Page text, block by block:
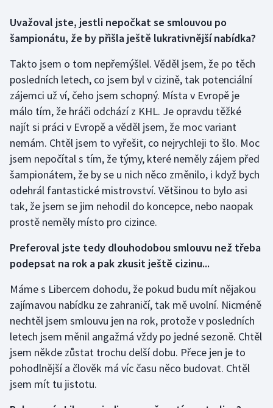
Golf
Gymnastika
Házená
Jezdectví
Judo
Krasobruslení
Lezení
Lyže a snowboard
Motorsport
Olympijské hry
Parasport
Plavání
Uvažoval jste, jestli nepočkat se smlouvou po
šampionátu, že by přišla ještě lukrativnější nabídka?
Takto jsem o tom nepřemýšlel. Věděl jsem, že po těch
posledních letech, co jsem byl v cizině, tak potenciální
zájemci už ví, čeho jsem schopný. Místa v Evropě je
málo tím, že hráči odchází z KHL. Je opravdu těžké
najít si práci v Evropě a věděl jsem, že moc variant
nemám. Chtěl jsem to vyřešit, co nejrychleji to šlo. Moc
jsem nepočítal s tím, že týmy, které neměly zájem před
šampionátem, že by se u nich něco změnilo, i když bych
odehrál fantastické mistrovství. Většinou to bylo asi
tak, že jsem se jim nehodil do koncepce, nebo naopak
prostě neměly místo pro cizince.
Preferoval jste tedy dlouhodobou smlouvu než třeba
podepsat na rok a pak zkusit ještě cizinu...
Máme s Libercem dohodu, že pokud budu mít nějakou
zajímavou nabídku ze zahraničí, tak mě uvolní. Nicméně
nechtěl jsem smlouvu jen na rok, protože v posledních
letech jsem měnil angažmá vždy po jedné sezoně. Chtěl
jsem někde zůstat trochu delší dobu. Přece jen je to
pohodlnější a člověk má víc času něco budovat. Chtěl
jsem mít tu jistotu.